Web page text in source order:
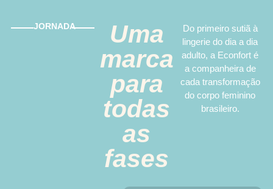
JORNADA
Uma
marca
para
todas
as
fases
Do primeiro sutiã à
lingerie do dia a dia
adulto, a Econfort é
a companheira de
cada transformação
do corpo feminino
brasileiro.